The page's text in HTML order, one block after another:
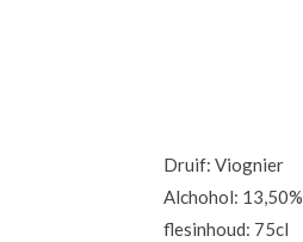
Druif: Viognier
Alchohol: 13,50%
flesinhoud: 75cl